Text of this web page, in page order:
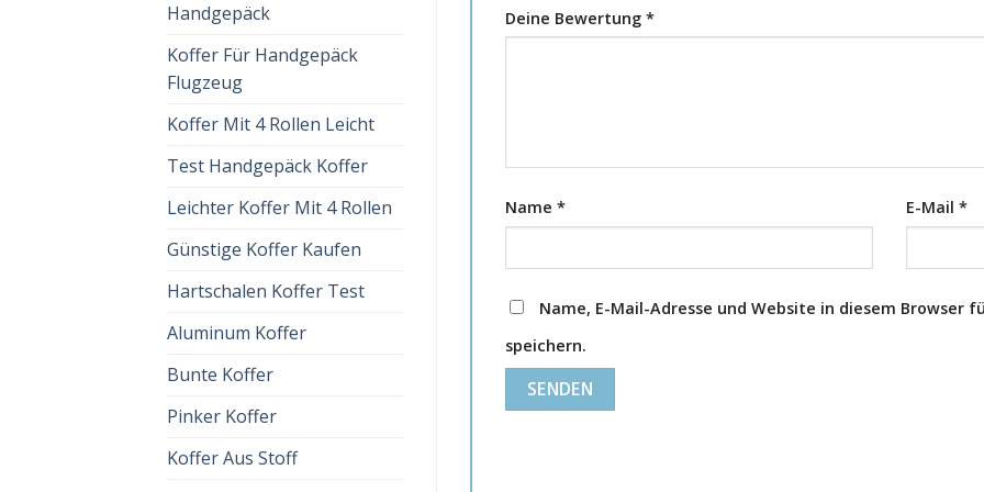
Handgepäck
Koffer Für Handgepäck
Flugzeug
Koffer Mit 4 Rollen Leicht
Test Handgepäck Koffer
Leichter Koffer Mit 4 Rollen
Günstige Koffer Kaufen
Hartschalen Koffer Test
Aluminum Koffer
Bunte Koffer
Pinker Koffer
Koffer Aus Stoff
Deine Bewertung *
Name * E-Mail *
Name, E-Mail-Adresse und Website in diesem Browser
speichern.